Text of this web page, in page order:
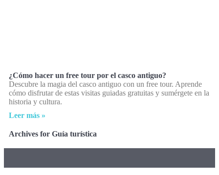
¿Cómo hacer un free tour por el casco antiguo?
Descubre la magia del casco antiguo con un free tour. Aprende
cómo disfrutar de estas visitas guiadas gratuitas y sumérgete en la
historia y cultura.
Leer más »
Archives for Guía turística